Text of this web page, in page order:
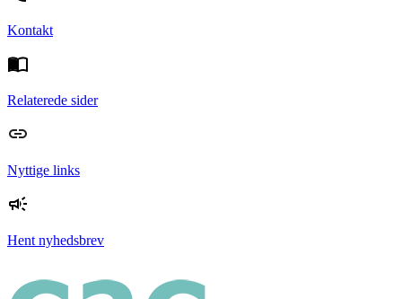
Kontakt
Relaterede sider
Nyttige links
Hent nyhedsbrev